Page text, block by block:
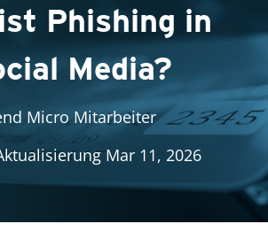
Phishing in
Media?
Micro Mitarbeiter
Mar 11, 2026